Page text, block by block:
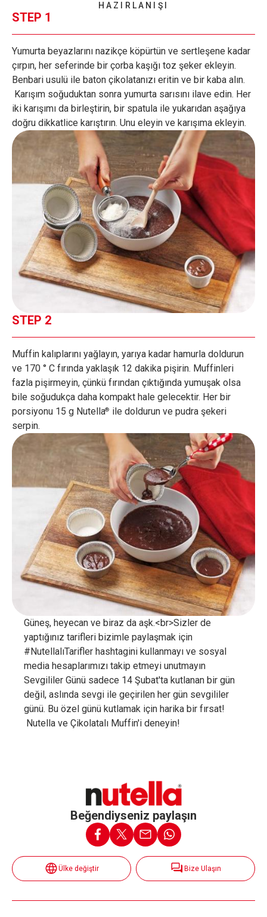
HAZIRLANIŞI
STEP 1
Yumurta beyazlarını nazikçe köpürtün ve sertleşene kadar
çırpın, her seferinde bir çorba kaşığı toz şeker ekleyin.
Benbari usulü ile baton çikolatanızı eritin ve bir kaba alın.
Karışım soğuduktan sonra yumurta sarısını ilave edin. Her
iki karışımı da birleştirin, bir spatula ile yukarıdan aşağıya
doğru dikkatlice karıştırın. Unu eleyin ve karışıma ekleyin.
STEP 2
Muffin kalıplarını yağlayın, yarıya kadar hamurla doldurun
ve 170 ° C fırında yaklaşık 12 dakika pişirin. Muffinleri
fazla pişirmeyin, çünkü fırından çıktığında yumuşak olsa
bile soğudukça daha kompakt hale gelecektir. Her bir
porsiyonu 15 g Nutella® ile doldurun ve pudra şekeri
serpin.
Güneş, heyecan ve biraz da aşk.<br>Sizler de
yaptığınız tarifleri bizimle paylaşmak için
#NutellalıTarifler hashtagini kullanmayı ve sosyal
media hesaplarımızı takip etmeyi unutmayın
Sevgililer Günü sadece 14 Şubat'ta kutlanan bir gün
değil, aslında sevgi ile geçirilen her gün sevgililer
günü. Bu özel günü kutlamak için harika bir fırsat!
Nutella ve Çikolatalı Muffin'i deneyin!
Beğendiyseniz paylaşın
Ülke değiştir Bize Ulaşın